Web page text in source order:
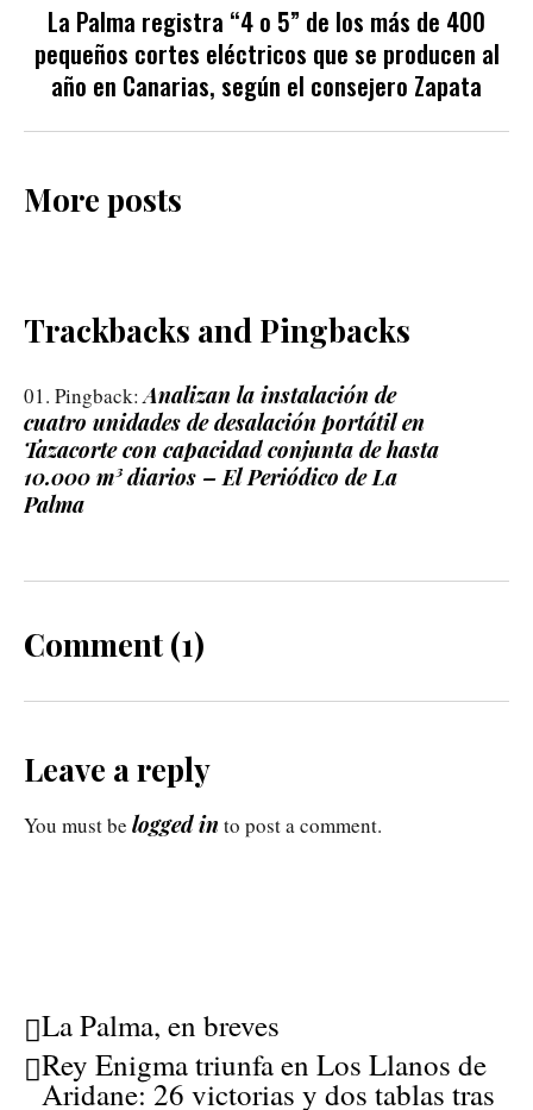
La Palma registra “4 o 5” de los más de 400
pequeños cortes eléctricos que se producen al
año en Canarias, según el consejero Zapata
More posts
Trackbacks and Pingbacks
Pingback:Analizan la instalación de
cuatro unidades de desalación portátil en
Tazacorte con capacidad conjunta de hasta
10.000 m³ diarios – El Periódico de La
Palma
Comment (1)
Leave a reply
You must be logged in to post a comment.
La Palma, en breves
Rey Enigma triunfa en Los Llanos de
Aridane: 26 victorias y dos tablas tras